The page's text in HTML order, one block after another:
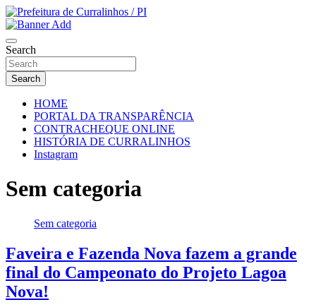
Skip
to
content
Prefeitura de Curralinhos / PI
Search
Search
HOME
PORTAL DA TRANSPARÊNCIA
CONTRACHEQUE ONLINE
HISTÓRIA DE CURRALINHOS
Instagram
Sem categoria
Sem categoria
Faveira e Fazenda Nova fazem a grande
final do Campeonato do Projeto Lagoa
Nova!